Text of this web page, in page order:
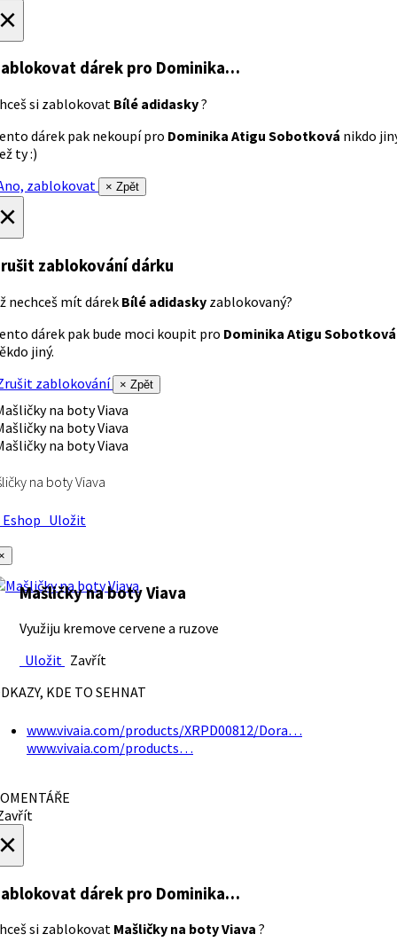
dárek pro Dominika…
si zablokovat Bílé adidasky?
dárek pak nekoupí pro Dominika Atigu Sobotková nikdo
ty :)
zablokovat
× Zpět
zablokování dárku
nechceš mít dárek Bílé adidasky zablokovaný?
dárek pak bude moci koupit pro Dominika Atigu Sobotková
jiný.
zablokování
× Zpět
na boty Viava
Uložit
Mašličky na boty Viava
Využiju kremove cervene a ruzove
Uložit Zavřít
KDE TO SEHNAT
www.vivaia.com/products/XRPD00812/Dora…
www.vivaia.com/products…
dárek pro Dominika…
si zablokovat Mašličky na boty Viava ?